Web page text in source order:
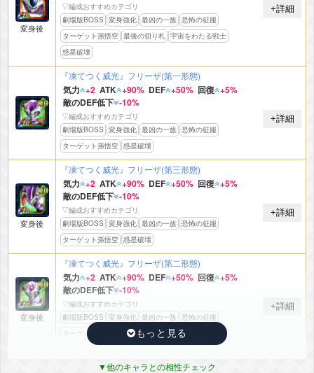
変身後
▽編成おすすめカテゴリ
劇場版BOSS 変身強化 最凶の一族 恐怖の征服
ターゲット孫悟空 最後の切り札 宇宙をわたる戦士
惑星破壊
+詳細
『凍てつく威光』フリーザ(第一形態)
気力 +2 ATK +90% DEF +50% 回復 +5%
敵のDEF低下 -10%
▽編成おすすめカテゴリ
劇場版BOSS 変身強化 最凶の一族 恐怖の征服
ターゲット孫悟空 惑星破壊
+詳細
変身後
『凍てつく威光』フリーザ(第三形態)
気力 +2 ATK +90% DEF +50% 回復 +5%
敵のDEF低下 -10%
▽編成おすすめカテゴリ
劇場版BOSS 変身強化 最凶の一族 恐怖の征服
ターゲット孫悟空 惑星破壊
+詳細
変身後
『凍てつく威光』フリーザ(第二形態)
気力 +2 ATK +90% DEF +50% 回復 +5%
敵のDEF低下 -10%
▽編成おすすめカテゴリ
劇場版BOSS
変身強化 最凶の一族 恐怖の征服
ターゲット孫悟空
惑星破壊
+詳細
他のキャラとの相性チェック